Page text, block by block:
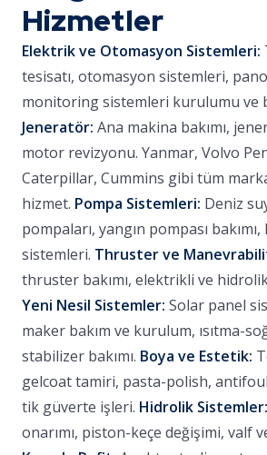
Hizmetler
Elektrik ve Otomasyon Sistemleri:
tesisatı, otomasyon sistemleri,
monitoring sistemleri kurulumu ve
Jeneratör: Ana makina bakımı,
motor revizyonu. Yanmar, Volvo
Caterpillar, Cummins gibi tüm
hizmet. Pompa Sistemleri: Deniz
pompaları, yangın pompası
sistemleri. Thruster ve
thruster bakımı, elektrikli ve
Yeni Nesil Sistemler: Solar panel
maker bakım ve kurulum, ısıtma-
stabilizer bakımı. Boya ve Estetik:
gelcoat tamiri, pasta-polish,
tik güverte işleri. Hidrolik Sistemler:
onarımı, piston-keçe değişimi, valf